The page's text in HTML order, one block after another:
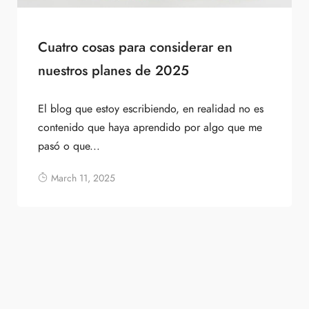
Cuatro cosas para considerar en
nuestros planes de 2025
El blog que estoy escribiendo, en realidad no es
contenido que haya aprendido por algo que me
pasó o que...
March 11, 2025